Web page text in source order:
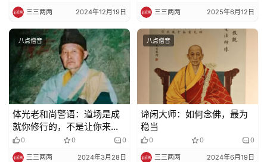
三三两两 2024年12月19日 三三两两 2025年6月12日
八点僧音
体光老和尚警语：道场是成
就你修行的，不是让你来搞
钱的！
0 0 0
三三两两 2024年3月28日
八点僧音
谛闲大师：如何念佛，最为
稳当
0 0 0
三三两两 2024年6月19日